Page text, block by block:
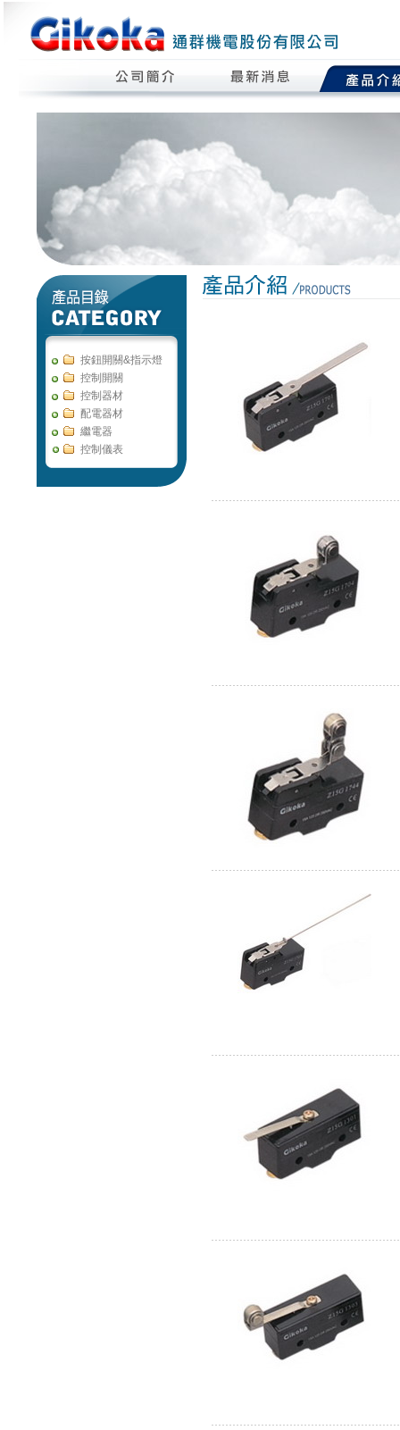
按鈕開關&指示燈
控制開關
控制器材
配電器材
繼電器
控制儀表